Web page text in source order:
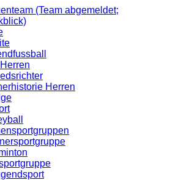
(Team abgemeldet;
Herren